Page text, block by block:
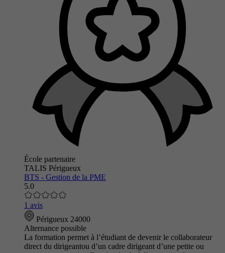
École partenaire
TALIS Périgueux
BTS - Gestion de la PME
5.0
1 avis
Périgueux 24000
Alternance possible
La formation permet à l’étudiant de devenir le collaborateur
direct du dirigeantou d’un cadre dirigeant d’une petite ou